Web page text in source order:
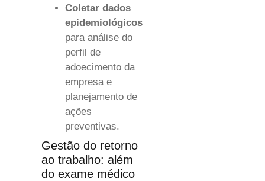
Coletar dados
epidemiológicos
para análise do
perfil de
adoecimento da
empresa e
planejamento de
ações
preventivas.
Gestão do retorno
ao trabalho: além
do exame médico